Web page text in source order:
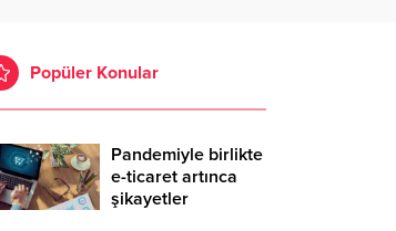
Popüler Konular
Pandemiyle birlikte
e-ticaret artınca
şikayetler